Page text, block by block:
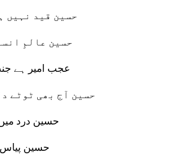
حسین قید نہیں
حسین عالمِ
عجب امیر ہے
حسین آج بھی ٹوٹے
حسین درد میں
حسین پیاس